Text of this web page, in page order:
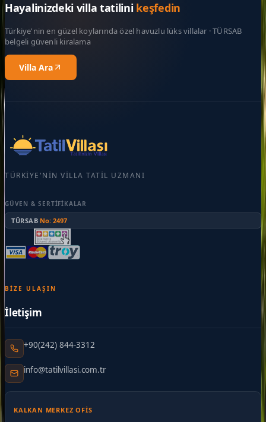
Hayalinizdeki villa tatilini keşfedin
Türkiye'nin en güzel koylarında özel havuzlu lüks villalar · TÜRSAB
belgeli güvenli kiralama
Villa Ara
TÜRKIYE'NIN VILLA TATIL UZMANI
GÜVEN & SERTIFIKALAR
TÜRSAB·No: 2497
BIZE ULAŞIN
İletişim
+90(242) 844-3312
info@tatilvillasi.com.tr
KALKAN MERKEZ OFIS